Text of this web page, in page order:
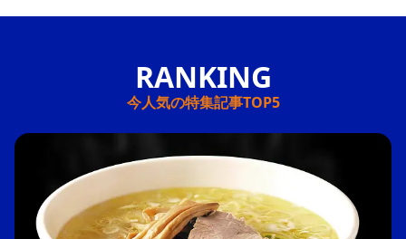
今人気の特集記事TOP5